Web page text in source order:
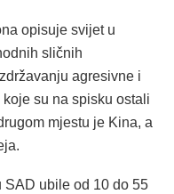
opisuje svijet u
sličnih
agresivne i
su na spisku ostali
mjestu je Kina, a
SAD ubile od 10 do 55